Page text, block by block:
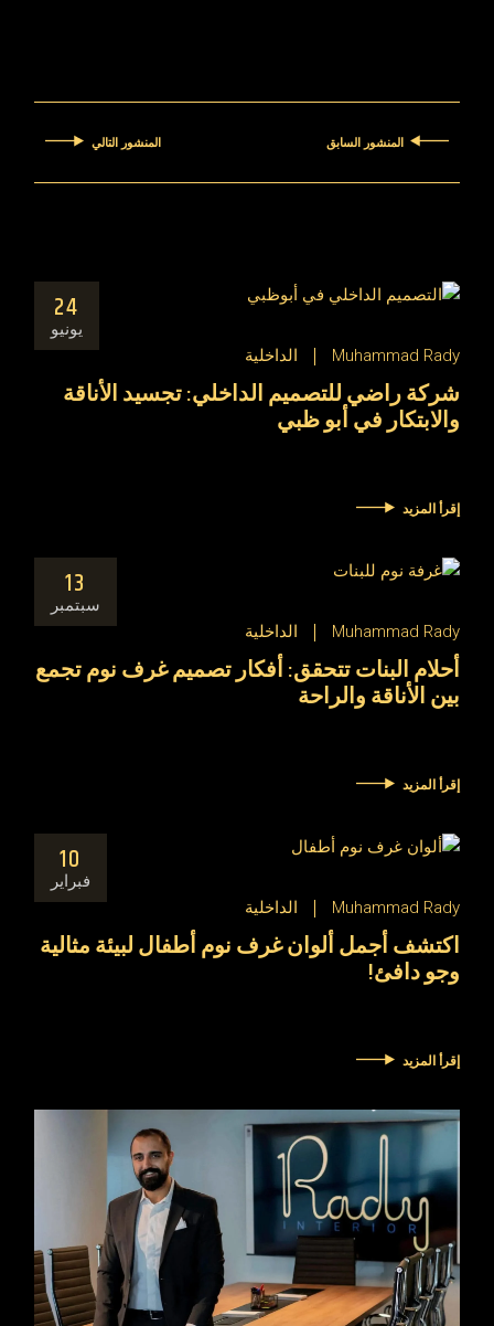
المنشور السابق المنشور التالي
24
يونيو
Muhammad Rady
الداخلية
شركة راضي للتصميم الداخلي: تجسيد الأناقة
والابتكار في أبو ظبي
إقرأ المزيد
13
سبتمبر
Muhammad Rady
الداخلية
أحلام البنات تتحقق: أفكار تصميم غرف نوم تجمع
بين الأناقة والراحة
إقرأ المزيد
10
فبراير
Muhammad Rady
الداخلية
اكتشف أجمل ألوان غرف نوم أطفال لبيئة مثالية
وجو دافئ!
إقرأ المزيد